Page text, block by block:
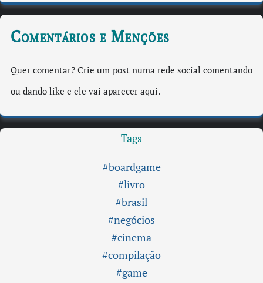
Comentários e Menções
Quer comentar? Crie um post numa rede social comentando
ou dando like e ele vai aparecer aqui.
Tags
#boardgame
#livro
#brasil
#negócios
#cinema
#compilação
#game